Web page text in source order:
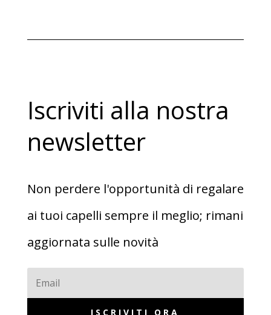
€9,80.€6,90.
Iscriviti alla nostra
newsletter
Non perdere l'opportunità di regalare
ai tuoi capelli sempre il meglio; rimani
aggiornata sulle novità
ISCRIVITI ORA